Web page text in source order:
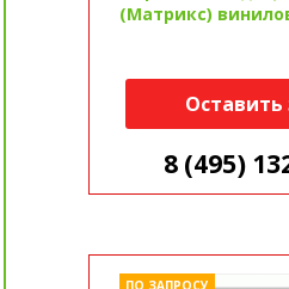
(Матрикс)
Оставить
8 (495)
ПО ЗАПРОСУ